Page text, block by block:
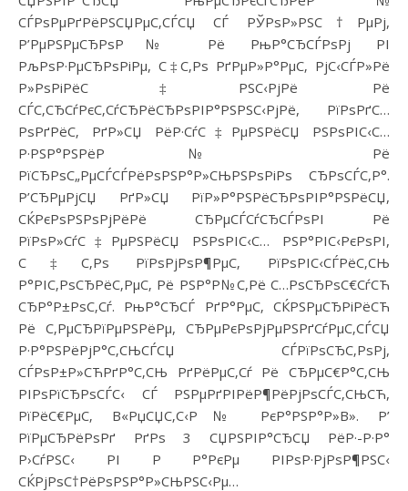
СЃРѕРµРґРёРЅСЏРµС‚СЃСЏ СЃ РЎРѕР»РЅС†РµРј,
Р’РµРЅРµСЂРѕР№ Рё РњР°СЂСЃРѕРј РІ
РљРѕР·РµСЂРѕРіРµ, С‡С‚Рѕ РґРµР»Р°РµС‚ РјС‹СЃР»Рё
Р»РѕРіРёС‡РЅС‹РјРё Рё
СЃС‚СЂСѓРєС‚СѓСЂРёСЂРѕРІР°РЅРЅС‹РјРё, РїРѕРґС…
РѕРґРёС‚ РґР»СЏ РёР·СѓС‡РµРЅРёСЏ РЅРѕРІС‹С…
Р·РЅР°РЅРёР№ Рё
РїСЂРѕС„РµСЃСЃРёРѕРЅР°Р»СЊРЅРѕРіРѕ СЂРѕСЃС‚Р°.
Р’СЂРµРјСЏ РґР»СЏ РїР»Р°РЅРёСЂРѕРІР°РЅРёСЏ,
СЌРєРѕРЅРѕРјРёРё СЂРµСЃСѓСЂСЃРѕРІ Рё
РїРѕР»СѓС‡РµРЅРёСЏ РЅРѕРІС‹С… РЅР°РІС‹РєРѕРІ,
С‡С‚Рѕ РїРѕРјРѕР¶РµС‚ РїРѕРІС‹СЃРёС‚СЊ
Р°РІС‚РѕСЂРёС‚РµС‚ Рё РЅР°Р№С‚Рё С…РѕСЂРѕС€СѓСЋ
СЂР°Р±РѕС‚Сѓ. РњР°СЂСЃ РґР°РµС‚ СЌРЅРµСЂРіРёСЋ
Рё С‚РµСЂРїРµРЅРёРµ, СЂРµРєРѕРјРµРЅРґСѓРµС‚СЃСЏ
Р·Р°РЅРёРјР°С‚СЊСЃСЏ СЃРїРѕСЂС‚РѕРј,
СЃРѕР±Р»СЋРґР°С‚СЊ РґРёРµС‚Сѓ Рё СЂРµС€Р°С‚СЊ
РІРѕРїСЂРѕСЃС‹ СЃ РЅРµРґРІРёР¶РёРјРѕСЃС‚СЊСЋ,
РїРёС€РµС‚ В«РџСЏС‚С‹Р№ РєР°РЅР°Р»В». Р’
РїРµСЂРёРѕРґ РґРѕ 3 СЏРЅРІР°СЂСЏ РёР·-Р·Р°
Р›СѓРЅС‹ РІ Р Р°РєРµ РІРѕР·РјРѕР¶РЅС‹
СЌРјРѕС†РёРѕРЅР°Р»СЊРЅС‹Рµ…